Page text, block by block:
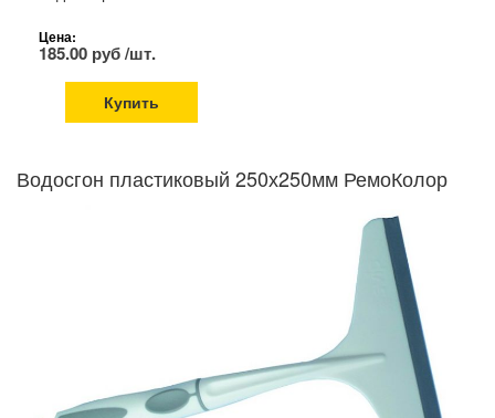
Цена:
185.00 руб /шт.
Купить
Водосгон пластиковый 250х250мм РемоКолор